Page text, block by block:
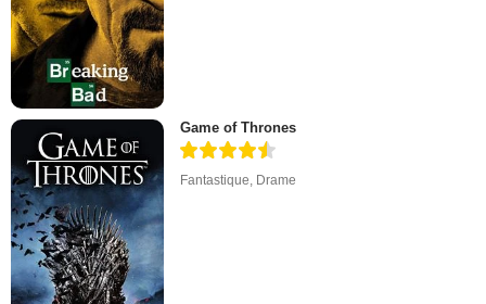
Game of Thrones
Fantastique, Drame